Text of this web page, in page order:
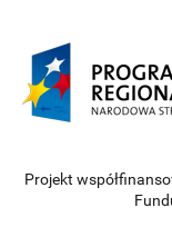
Projekt